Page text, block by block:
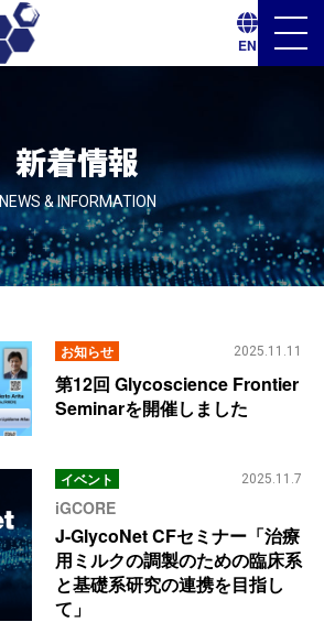
EN
ニ
ュ
新着情報
NEWS & INFORMATION
お知らせ 2025.11.11
第12回 Glycoscience Frontier
Seminarを開催しました
イベント 2025.11.7
iGCORE
J-GlycoNet CFセミナー「治療
用ミルクの調製のための臨床系
と基礎系研究の連携を目指し
て」